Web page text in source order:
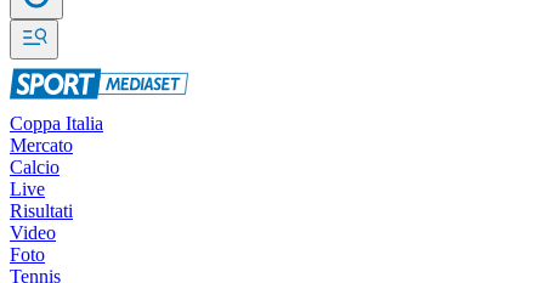
Coppa Italia
Mercato
Calcio
Live
Risultati
Video
Foto
Tennis